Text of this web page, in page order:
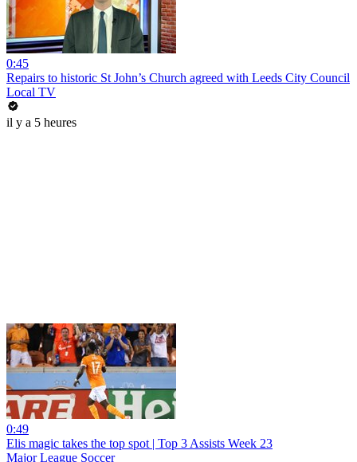
0:45
Repairs to historic St John’s Church agreed with Leeds City Council
Local TV
il y a 5 heures
0:49
Elis magic takes the top spot | Top 3 Assists Week 23
Major League Soccer